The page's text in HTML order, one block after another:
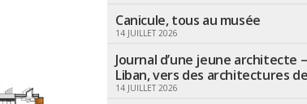
Canicule, tous au musée
14 JUILLET 2026
Journal d’une jeune architecte
Liban, vers des architectures
14 JUILLET 2026